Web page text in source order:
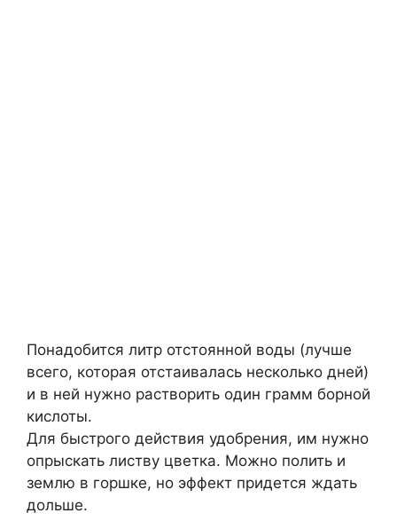
Понадобится литр отстоянной воды (лучше
всего, которая отстаивалась несколько дней)
и в ней нужно растворить один грамм борной
кислоты.
Для быстрого действия удобрения, им нужно
опрыскать листву цветка. Можно полить и
землю в горшке, но эффект придется ждать
дольше.